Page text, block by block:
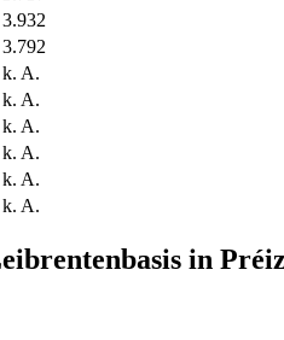
3.932
3.792
k. A.
k. A.
k. A.
k. A.
k. A.
k. A.
in